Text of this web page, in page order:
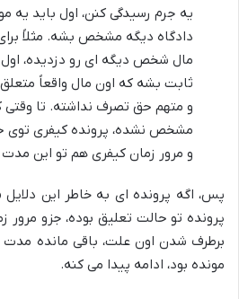
یه جرم رسیدگی کنن، اول باید یه
دادگاه دیگه مشخص بشه. مثلاً
مال شخص دیگه ای رو دزدیده، اول
ثابت بشه که اون مال واقعاً
و متهم حق تصرف نداشته. تا
مشخص نشده، پرونده کیفری توی
و مرور زمان کیفری هم تو این
پس، اگه پرونده ای به خاطر این
پرونده تو حالت تعلیق بوده، جزو
برطرف شدن اون علت، باقی مانده مدت
مونده بود، ادامه پیدا می کنه.